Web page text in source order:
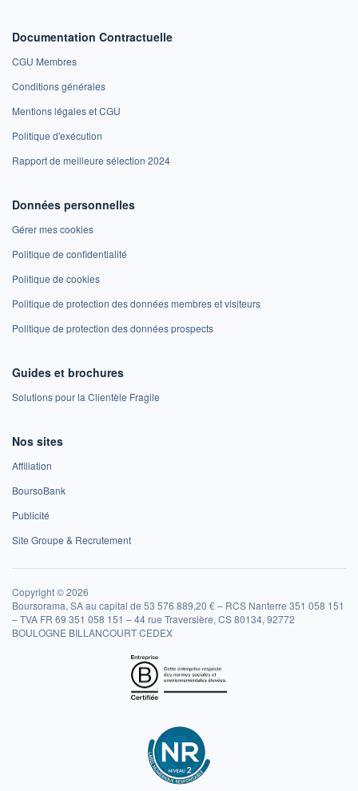
Documentation Contractuelle
CGU Membres
Conditions générales
Mentions légales et CGU
Politique d'exécution
Rapport de meilleure sélection 2024
Données personnelles
Gérer mes cookies
Politique de confidentialité
Politique de cookies
Politique de protection des données membres et visiteurs
Politique de protection des données prospects
Guides et brochures
Solutions pour la Clientèle Fragile
Nos sites
Affiliation
BoursoBank
Publicité
Site Groupe & Recrutement
Copyright © 2026
Boursorama, SA au capital de 53 576 889,20 € – RCS Nanterre 351 058 151
– TVA FR 69 351 058 151 – 44 rue Traversière, CS 80134, 92772
BOULOGNE BILLANCOURT CEDEX